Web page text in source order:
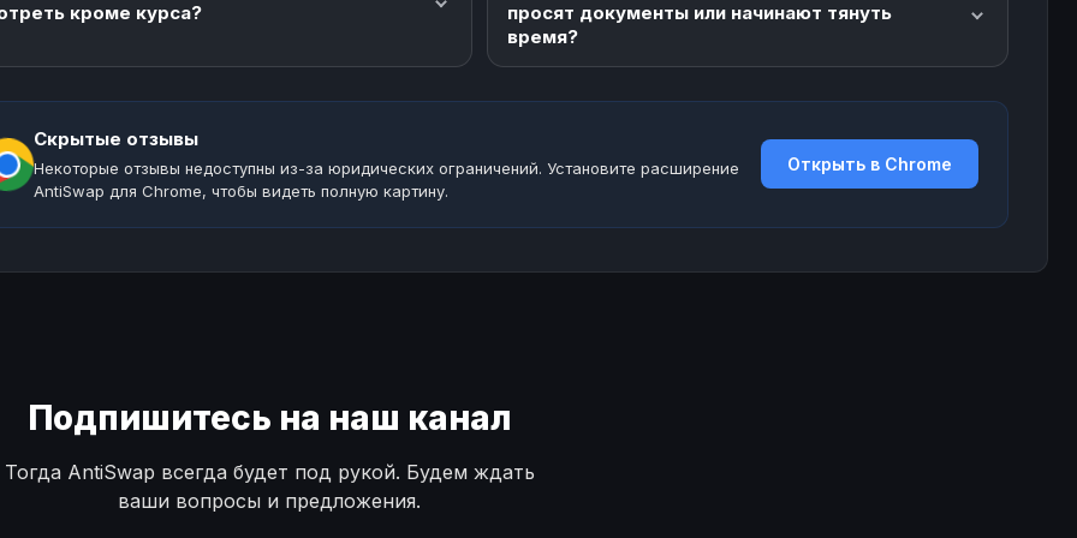
кроме курса?
просят документы или начинают тянуть
время?
Скрытые отзывы
Некоторые отзывы недоступны из-за юридических ограничений. Установите расширение
AntiSwap для Chrome, чтобы видеть полную картину.
Открыть в Chrome
Подпишитесь на наш канал
Тогда AntiSwap всегда будет под рукой. Будем ждать
ваши вопросы и предложения.